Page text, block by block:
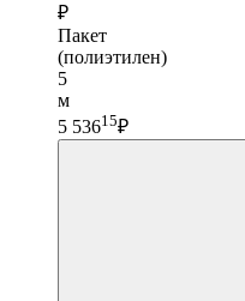
₽
Пакет
(полиэтилен)
5
м
5 53615₽